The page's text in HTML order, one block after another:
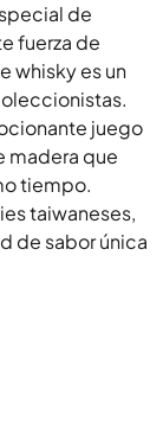
de
fuerza de
whisky es un
juego
madera que
tiempo.
taiwaneses,
de sabor única